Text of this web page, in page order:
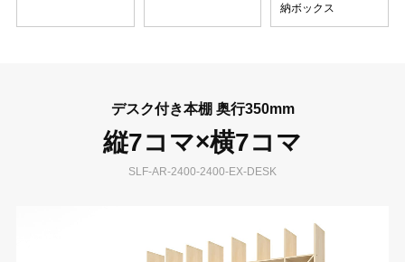
納ボックス
デスク付き本棚 奥行350mm
縦7コマ×横7コマ
SLF-AR-2400-2400-EX-DESK